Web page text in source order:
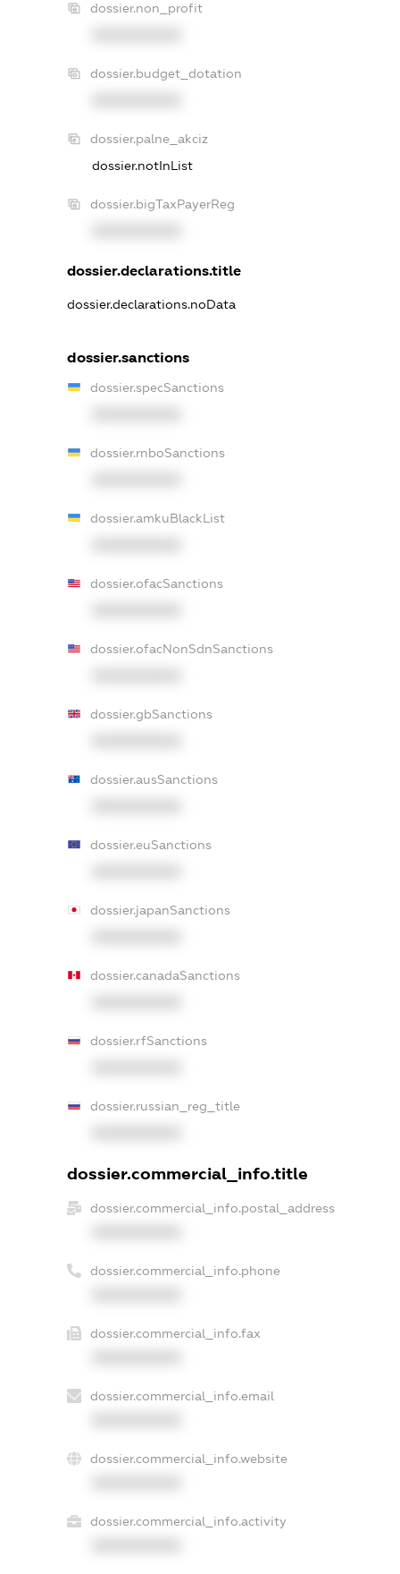
dossier.non_profit
dossier.budget_dotation
dossier.palne_akciz
dossier.notInList
dossier.bigTaxPayerReg
dossier.declarations.title
dossier.declarations.noData
dossier.sanctions
dossier.specSanctions
dossier.rnboSanctions
dossier.amkuBlackList
dossier.ofacSanctions
dossier.ofacNonSdnSanctions
dossier.gbSanctions
dossier.ausSanctions
dossier.euSanctions
dossier.japanSanctions
dossier.canadaSanctions
dossier.rfSanctions
dossier.russian_reg_title
dossier.commercial_info.title
dossier.commercial_info.postal_address
dossier.commercial_info.phone
dossier.commercial_info.fax
dossier.commercial_info.email
dossier.commercial_info.website
dossier.commercial_info.activity